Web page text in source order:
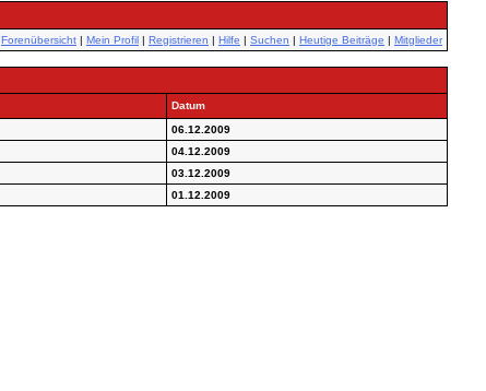
Forenübersicht | Mein Profil | Registrieren | Hilfe | Suchen | Heutige Beiträge | Mitglieder
Datum
06.12.2009
04.12.2009
03.12.2009
01.12.2009